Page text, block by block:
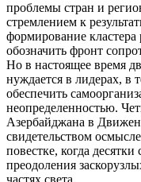
проблемы стран и
стремлением к
формирование кластера
обозначить фронт
Но в настоящее время
нуждается в лидерах, в
обеспечить
неопределенностью.
Азербайджана в
свидетельством
повестке, когда
преодоления